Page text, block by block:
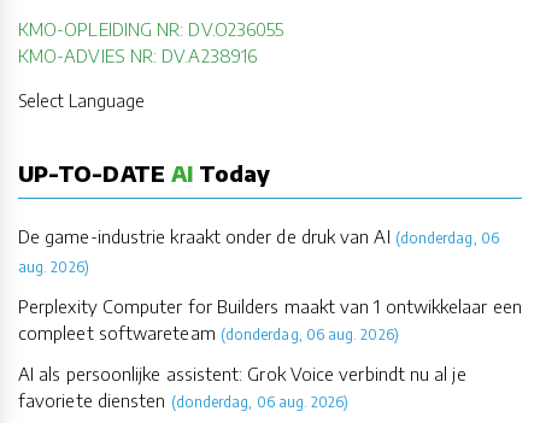
KMO-OPLEIDING NR: DV.O236055
KMO-ADVIES NR: DV.A238916
Select Language
UP-TO-DATE AI Today
De game-industrie kraakt onder de druk van AI (donderdag, 06
aug. 2026)
Perplexity Computer for Builders maakt van 1 ontwikkelaar een
compleet softwareteam (donderdag, 06 aug. 2026)
AI als persoonlijke assistent: Grok Voice verbindt nu al je
favoriete diensten (donderdag, 06 aug. 2026)